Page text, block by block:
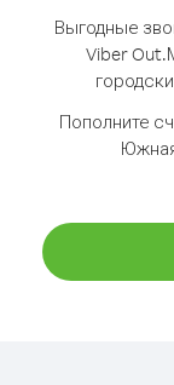
Выгодные
Viber Out.
Пополните